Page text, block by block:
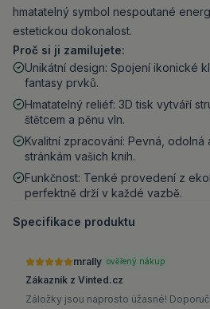
hmatatelný symbol nespoutané
estetickou dokonalost.
Proč si ji zamilujete:
Unikátní design: Spojení ikonické
fantasy prvků.
Hmatatelný reliéf: 3D tisk vytváří
štětcem a pěnu vln.
Kvalitní zpracování: Pevná, odolná
stránkám vašich knih.
Funkčnost: Tenké provedení z
perfektně drží v každé vazbě.
Specifikace produktu
mrally ověřený nákup
Zákazník z Vinted.cz
Záložky jsou naprosto úžasné!